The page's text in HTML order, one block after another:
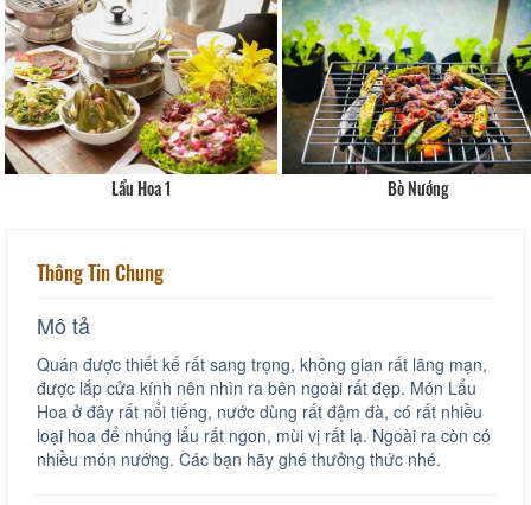
Thông Tin Chung
Mô tả
Quán được thiết kế rất sang trọng, không gian rất lãng mạn,
được lắp cửa kính nên nhìn ra bên ngoài rất đẹp. Món Lẩu
Hoa ở đây rất nổi tiếng, nước dùng rất đậm đà, có rất nhiều
loại hoa để nhúng lẩu rất ngon, mùi vị rất lạ. Ngoài ra còn có
nhiều món nướng. Các bạn hãy ghé thưởng thức nhé.